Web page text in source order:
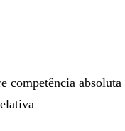
competência absoluta